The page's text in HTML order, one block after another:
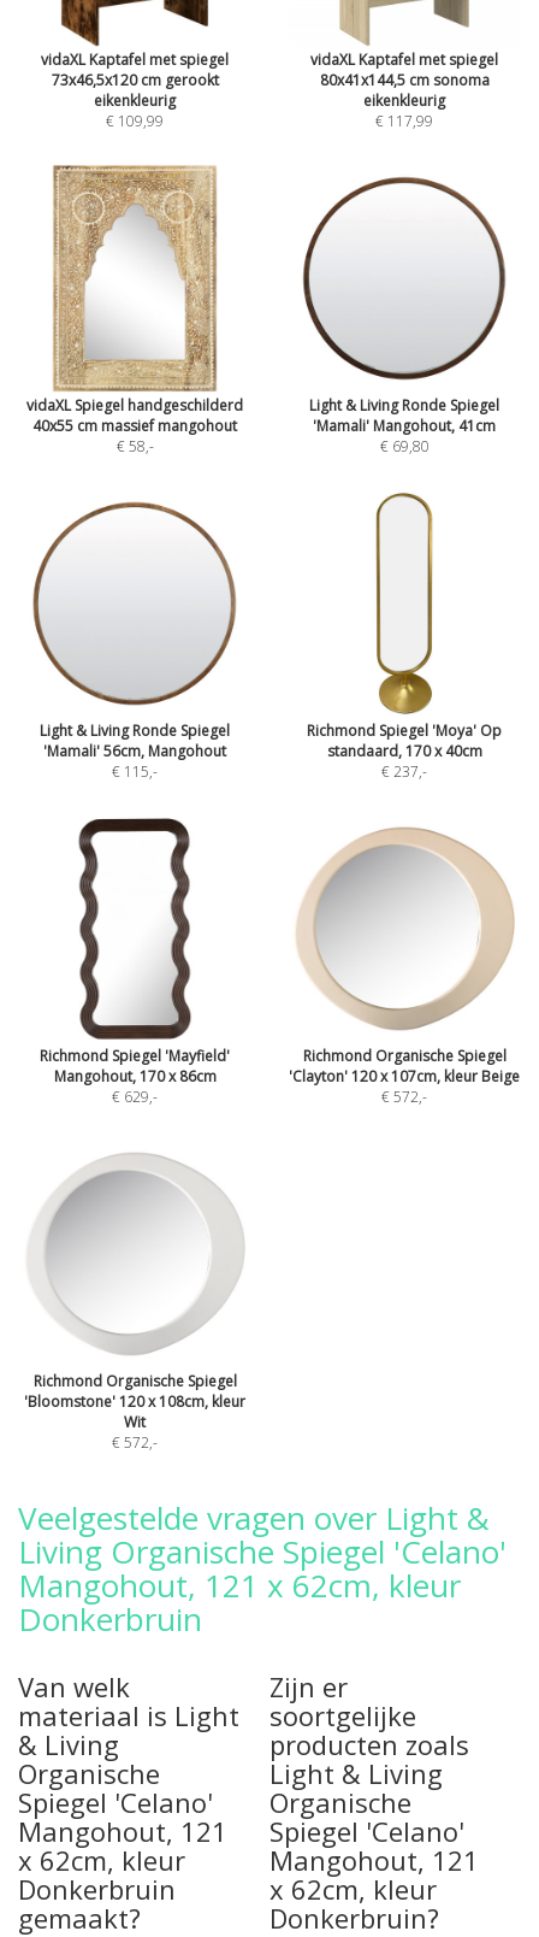
vidaXL Kaptafel met spiegel
73x46,5x120 cm gerookt
eikenkleurig
€ 109,99
vidaXL Kaptafel met spiegel
80x41x144,5 cm sonoma
eikenkleurig
€ 117,99
vidaXL Spiegel handgeschilderd
40x55 cm massief mangohout
€ 58,-
Light & Living Ronde Spiegel
'Mamali' Mangohout, 41cm
€ 69,80
Light & Living Ronde Spiegel
'Mamali' 56cm, Mangohout
€ 115,-
Richmond Spiegel 'Moya' Op
standaard, 170 x 40cm
€ 237,-
Richmond Spiegel 'Mayfield'
Mangohout, 170 x 86cm
€ 629,-
Richmond Organische Spiegel
'Clayton' 120 x 107cm, kleur Beige
€ 572,-
Richmond Organische Spiegel
'Bloomstone' 120 x 108cm, kleur
Wit
€ 572,-
Veelgestelde vragen over Light &
Living Organische Spiegel 'Celano'
Mangohout, 121 x 62cm, kleur
Donkerbruin
Van welk
materiaal is Light
& Living
Organische
Spiegel 'Celano'
Mangohout, 121
x 62cm, kleur
Donkerbruin
gemaakt?
Zijn er
soortgelijke
producten zoals
Light & Living
Organische
Spiegel 'Celano'
Mangohout, 121
x 62cm, kleur
Donkerbruin?